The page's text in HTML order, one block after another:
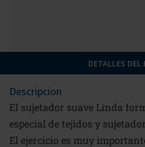
DETALLES DEL
Descripcion
El sujetador suave Linda
especial de tejidos y
El ejercicio es muy